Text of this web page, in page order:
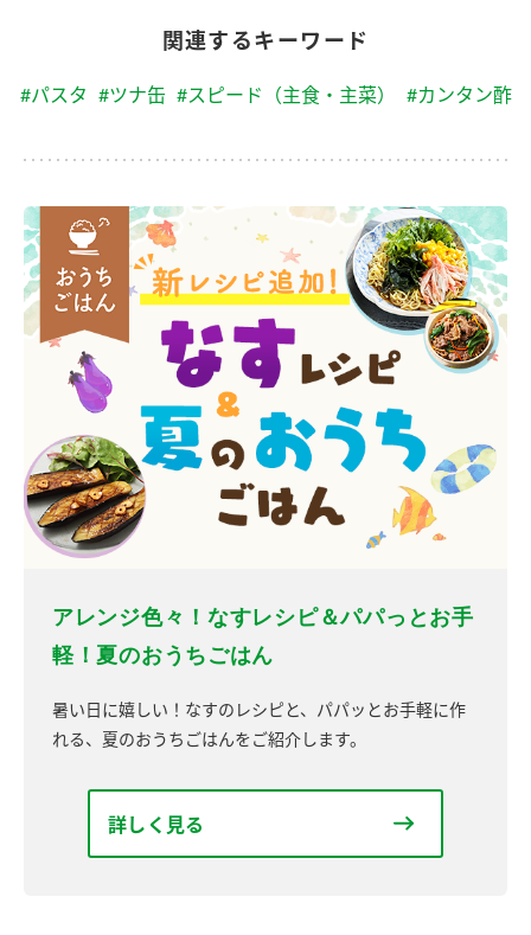
関連するキーワード
#パスタ #ツナ缶 #スピード（主食・主菜） #カンタン酢
アレンジ色々！なすレシピ＆パパっとお手
軽！夏のおうちごはん
暑い日に嬉しい！なすのレシピと、パパッとお手軽に作
れる、夏のおうちごはんをご紹介します。
詳しく見る